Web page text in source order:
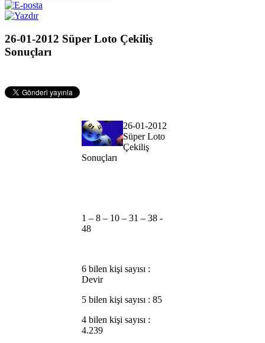
26-01-2012 Süper Loto Çekiliş
Sonuçları
26-01-2012
Süper Loto
Çekiliş
Sonuçları
1 – 8 – 10 – 31 – 38 -
48
6 bilen kişi sayısı :
Devir
5 bilen kişi sayısı : 85
4 bilen kişi sayısı :
4.239